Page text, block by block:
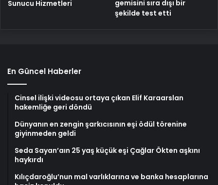
Sunucu Hizmetleri
gemisini sıra dışı bir
şekilde test etti
En Güncel Haberler
Cinsel ilişki videosu ortaya çıkan Elif Karaarslan
hakemliğe geri döndü
Dünyanın en zengin şarkıcısının eşi ödül törenine
giyinmeden geldi
Seda Sayan’aın 25 yaş küçük eşi Çağlar Ökten aşkını
haykırdı
Kılıçdaroğlu’nun mal varlıklarına ve banka hesaplarına